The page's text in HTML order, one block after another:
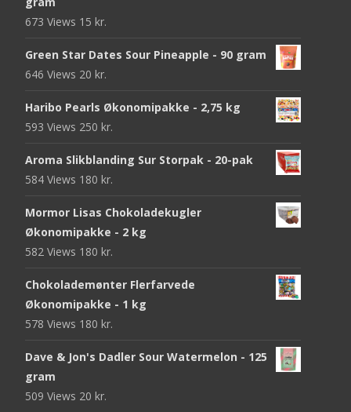
673 Views 15 kr.
Green Star Dates Sour Pineapple - 90 gram
646 Views 20 kr.
Haribo Pearls Økonomipakke - 2,75 kg
593 Views 250 kr.
Aroma Slikblanding Sur Storpak - 20-pak
584 Views 180 kr.
Mormor Lisas Chokoladekugler
Økonomipakke - 2 kg
582 Views 180 kr.
Chokolademønter Flerfarvede
Økonomipakke - 1 kg
578 Views 180 kr.
Dave & Jon's Dadler Sour Watermelon - 125
gram
509 Views 20 kr.